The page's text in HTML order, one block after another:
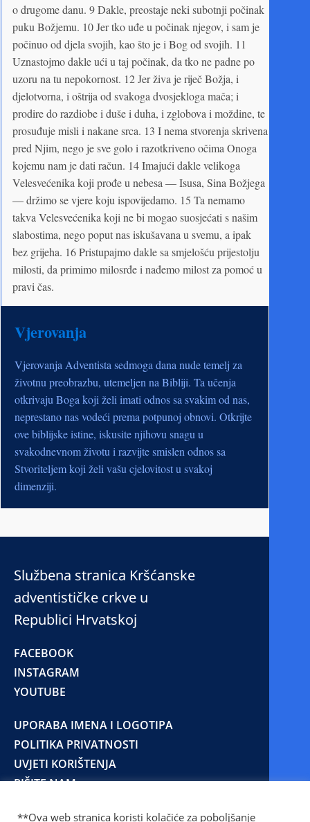
o drugome danu. 9 Dakle, preostaje neki subotnji počinak
puku Božjemu. 10 Jer tko uđe u počinak njegov, i sam je
počinuo od djela svojih, kao što je i Bog od svojih. 11
Uznastojmo dakle ući u taj počinak, da tko ne padne po
uzoru na tu nepokornost. 12 Jer živa je riječ Božja, i
djelotvorna, i oštrija od svakoga dvosjekloga mača; i
prodire do razdiobe i duše i duha, i zglobova i moždine, te
prosuđuje misli i nakane srca. 13 I nema stvorenja skrivena
pred Njim, nego je sve golo i razotkriveno očima Onoga
kojemu nam je dati račun. 14 Imajući dakle velikoga
Velesvećenika koji prođe u nebesa — Isusa, Sina Božjega
— držimo se vjere koju ispovijedamo. 15 Ta nemamo
takva Velesvećenika koji ne bi mogao suosjećati s našim
slabostima, nego poput nas iskušavana u svemu, a ipak
bez grijeha. 16 Pristupajmo dakle sa smjelošću prijestolju
milosti, da primimo milosrđe i nađemo milost za pomoć u
pravi čas.
Vjerovanja
Vjerovanja Adventista sedmoga dana nude temelj za
životnu preobrazbu, utemeljen na Bibliji. Ta učenja
otkrivaju Boga koji želi imati odnos sa svakim od nas,
neprestano nas vodeći prema potpunoj obnovi. Otkrijte
ove biblijske istine, iskusite njihovu snagu u
svakodnevnom životu i razvijte smislen odnos sa
Stvoriteljem koji želi vašu cjelovitost u svakoj
dimenziji.
Službena stranica Kršćanske
adventističke crkve u
Republici Hrvatskoj
FACEBOOK
INSTAGRAM
YOUTUBE
UPORABA IMENA I LOGOTIPA
POLITIKA PRIVATNOSTI
UVJETI KORIŠTENJA
PIŠITE NAM
**Ova web stranica koristi kolačiće za poboljšanje